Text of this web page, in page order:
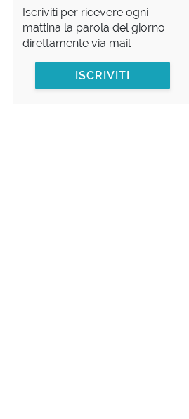
Iscriviti per ricevere ogni
mattina la parola del giorno
direttamente via mail
ISCRIVITI